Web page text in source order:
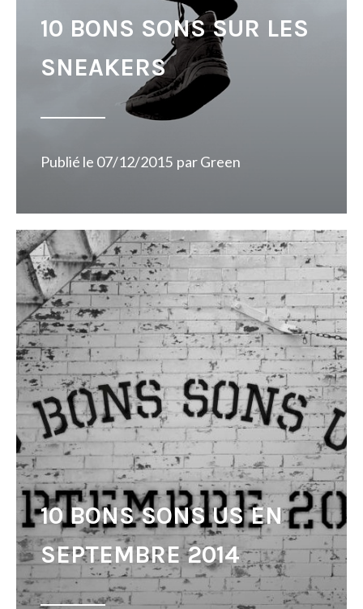
10 BONS SONS SUR LES
SNEAKERS
Publié le 07/12/2015 parGreen
10 BONS SONS US EN
SEPTEMBRE 2014